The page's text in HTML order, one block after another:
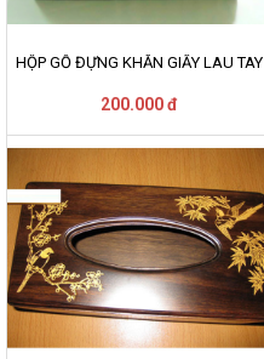
HỘP GỖ ĐỰNG KHĂN GIẤY LAU TAY
200.000 đ